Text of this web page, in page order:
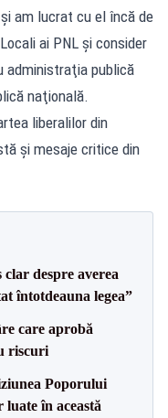
am lucrat cu el încă de
ai PNL şi consider
administraţia publică
naţională.
liberalilor din
și mesaje critice din
despre averea
întotdeauna legea”
care aprobă
riscuri
Poporului
luate în această